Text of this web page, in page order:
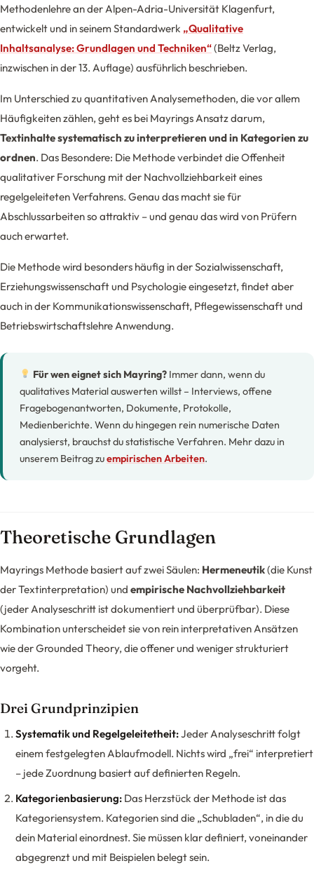
Methodenlehre an der Alpen-Adria-Universität Klagenfurt,
entwickelt und in seinem Standardwerk „Qualitative
Inhaltsanalyse: Grundlagen und Techniken“(Beltz Verlag,
inzwischen in der 13. Auflage) ausführlich beschrieben.
Im Unterschied zu quantitativen Analysemethoden, die vor allem
Häufigkeiten zählen, geht es bei Mayrings Ansatz darum,
Textinhalte systematisch zu interpretieren und in Kategorien zu
ordnen. Das Besondere: Die Methode verbindet die Offenheit
qualitativer Forschung mit der Nachvollziehbarkeit eines
regelgeleiteten Verfahrens. Genau das macht sie für
Abschlussarbeiten so attraktiv – und genau das wird von Prüfern
auch erwartet.
Die Methode wird besonders häufig in der Sozialwissenschaft,
Erziehungswissenschaft und Psychologie eingesetzt, findet aber
auch in der Kommunikationswissenschaft, Pflegewissenschaft und
Betriebswirtschaftslehre Anwendung.
Für wen eignet sich Mayring? Immer dann, wenn du
qualitatives Material auswerten willst – Interviews, offene
Fragebogenantworten, Dokumente, Protokolle,
Medienberichte. Wenn du hingegen rein numerische Daten
analysierst, brauchst du statistische Verfahren. Mehr dazu in
unserem Beitrag zuempirischen Arbeiten.
Theoretische Grundlagen
Mayrings Methode basiert auf zwei Säulen: Hermeneutik(die Kunst
der Textinterpretation) und empirische Nachvollziehbarkeit
(jeder Analyseschritt ist dokumentiert und überprüfbar). Diese
Kombination unterscheidet sie von rein interpretativen Ansätzen
wie der Grounded Theory, die offener und weniger strukturiert
vorgeht.
Drei Grundprinzipien
Systematik und Regelgeleitetheit:Jeder Analyseschritt folgt
einem festgelegten Ablaufmodell. Nichts wird „frei“ interpretiert
– jede Zuordnung basiert auf definierten Regeln.
Kategorienbasierung: Das Herzstück der Methode ist das
Kategoriensystem. Kategorien sind die „Schubladen“, in die du
dein Material einordnest. Sie müssen klar definiert, voneinander
abgegrenzt und mit Beispielen belegt sein.